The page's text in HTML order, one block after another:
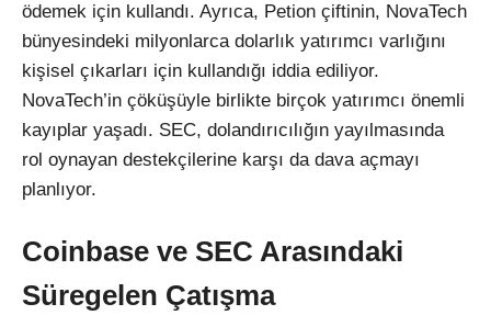
ödemek için kullandı. Ayrıca, Petion çiftinin, NovaTech
bünyesindeki milyonlarca dolarlık yatırımcı varlığını
kişisel çıkarları için kullandığı iddia ediliyor.
NovaTech’in çöküşüyle birlikte birçok yatırımcı önemli
kayıplar yaşadı. SEC, dolandırıcılığın yayılmasında
rol oynayan destekçilerine karşı da dava açmayı
planlıyor.
Coinbase ve SEC Arasındaki
Süregelen Çatışma